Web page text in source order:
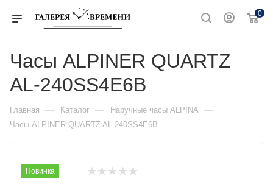
0
Часы ALPINER QUARTZ
AL-240SS4E6B
Главная — Каталог — Наручные часы ALPINA —
Часы ALPINER QUARTZ AL-240SS4E6B
Новинка